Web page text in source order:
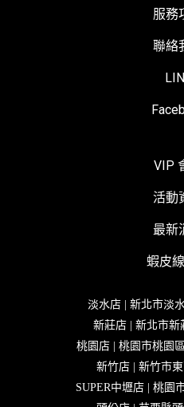
服務
聯絡
VIP
活動
最新
蝦皮
淡水店 | 新北市淡
新莊店 | 新北市新
桃園店 | 桃園市桃園
新竹店 | 新竹市
SUPER中壢店 | 桃園